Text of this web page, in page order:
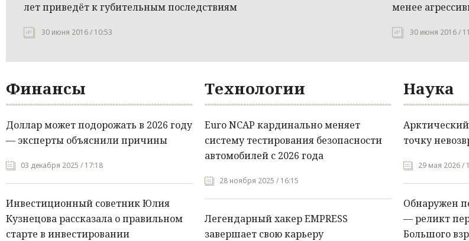
лет приведёт к губительным последствиям
30 июня 2016 / 10:53
менее
30 июня 2016 /
Финансы
Доллар может подорожать в 2026 году
— эксперты объяснили причины
03 декабря 2025 / 17:18
Инвестиционный советник Юлия
Кузнецова рассказала о правильном
старте в инвестировании
Технологии
Euro NCAP кардинально меняет
систему тестирования безопасности
автомобилей с 2026 года
28 ноября 2025 / 16:15
Легендарный хакер EMPRESS
завершает свою карьеру
Наука
точку
29 мая 2026 /
Обнаружен
— реликт
Большого